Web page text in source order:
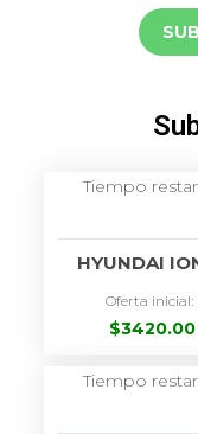
Tiempo
HYUNDAI
Oferta inicial:
$3420.00
Tiempo